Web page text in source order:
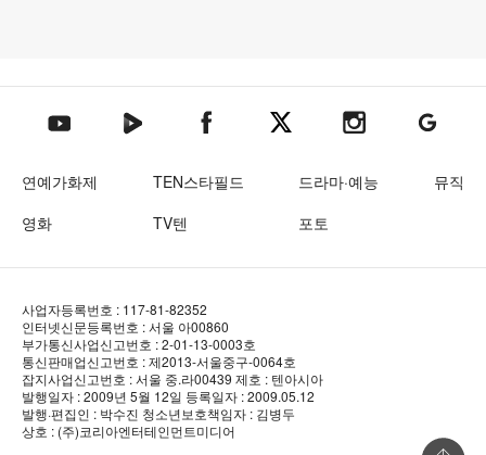
텐아시아 유튜브텐아시아 네이버TV텐아시아 페이스북텐아시아 엑스텐아시아 인스타그램
텐아시아
연예가화제 TEN스타필드 드라마·예능
뮤직
영화
TV텐 포토
사업자등록번호 : 117-81-82352
인터넷신문등록번호 : 서울 아00860
부가통신사업신고번호 : 2-01-13-0003호
통신판매업신고번호 : 제2013-서울중구-0064호
잡지사업신고번호 : 서울 중.라00439 제호 : 텐아시아
발행일자 : 2009년 5월 12일 등록일자 : 2009.05.12
발행·편집인 : 박수진 청소년보호책임자 : 김병두
상호 : (주)코리아엔터테인먼트미디어
상단 바로